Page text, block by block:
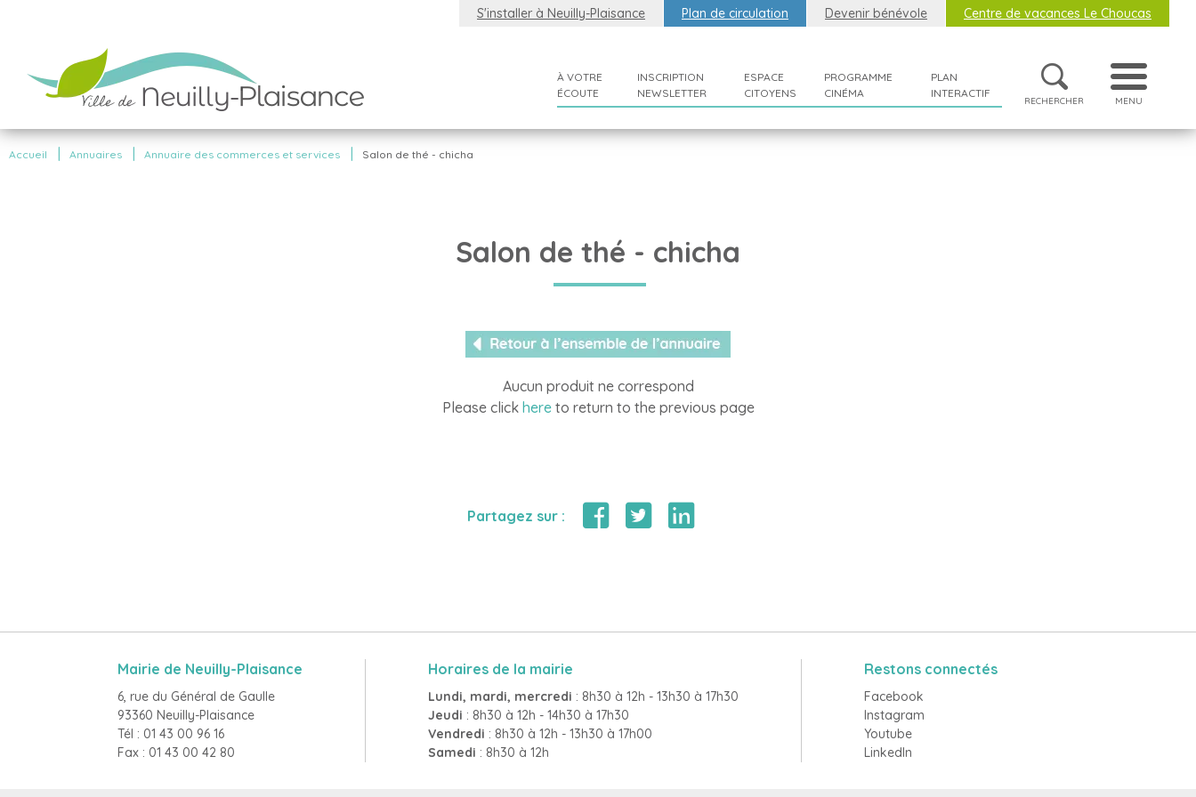
S'installer à Neuilly-Plaisance Plan de circulation Devenir bénévole Centre de vacances Le Choucas
À VOTRE
ÉCOUTE
INSCRIPTION
NEWSLETTER
ESPACE
CITOYENS
PROGRAMME
CINÉMA
PLAN
INTERACTIF
RECHERCHER MENU
Accueil Annuaires Annuaire des commerces et services Salon de thé - chicha
Salon de thé - chicha
Aucun produit ne correspond
Please click hereto return to the previous page
Partagez sur :
Mairie de Neuilly-Plaisance
6, rue du Général de Gaulle
93360 Neuilly-Plaisance
Tél : 01 43 00 96 16
Fax : 01 43 00 42 80
Horaires de la mairie
Lundi, mardi, mercredi : 8h30 à 12h - 13h30 à 17h30
Jeudi : 8h30 à 12h - 14h30 à 17h30
Vendredi : 8h30 à 12h - 13h30 à 17h00
Samedi : 8h30 à 12h
Restons connectés
Facebook
Instagram
Youtube
LinkedIn